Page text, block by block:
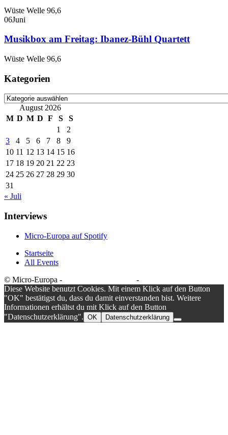
Wüste Welle 96,6
06Juni
Musikbox am Freitag: Ibanez-Bühl Quartett
Wüste Welle 96,6
Kategorien
Kategorien
August 2026
M D M D F S
S
1
2
3
4 5 6 7 8
9
10 11 12 13 14 15 16
17 18 19 20 21 22 23
24 25 26 27 28 29 30
31
« Juli
Interviews
Micro-Europa auf Spotify
Startseite
All Events
© Micro-Europa -
-
Diese Website benutzt Cookies. Mit einem Klick auf den Button
"OK" bestätigst du, dass du damit einverstanden bist. Weitere
Informationen erhältst du mit Klick auf den Button
"Datenschutzerklärung". OK Datenschutzerklärung